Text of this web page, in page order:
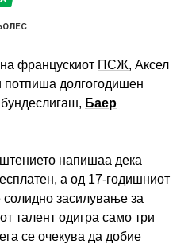
францускиот ПСЖ, Аксел
потпиша долгогодишен
Баер
напишаа дека
а од 17-годишниот
засилување за
талент одигра само три
се очекува да добие